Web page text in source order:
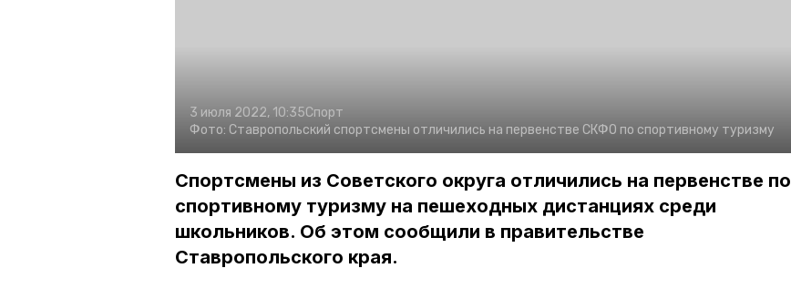
3 июля 2022, 10:35Спорт
Фото: Ставропольский спортсмены отличились на первенстве СКФО по спортивному туризму
Спортсмены из Советского округа отличились на первенстве по
спортивному туризму на пешеходных дистанциях среди
школьников. Об этом сообщили в правительстве
Ставропольского края.